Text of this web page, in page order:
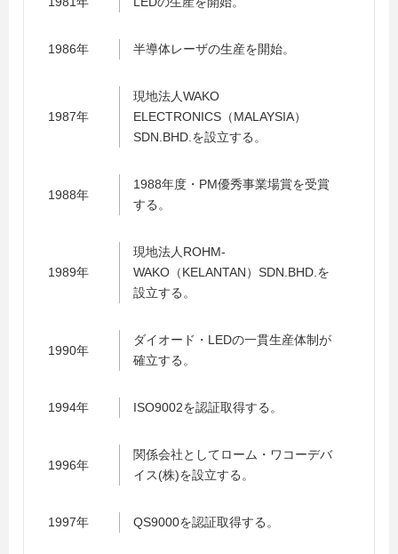
1986年 半導体レーザの生産を開始。
1987年
現地法人WAKO
ELECTRONICS（MALAYSIA）
SDN.BHD.を設立する。
1988年
1988年度・PM優秀事業場賞を受賞
する。
1989年
現地法人ROHM-
WAKO（KELANTAN）SDN.BHD.を
設立する。
1990年
ダイオード・LEDの一貫生産体制が
確立する。
1994年 ISO9002を認証取得する。
1996年
関係会社としてローム・ワコーデバ
イス(株)を設立する。
1997年 QS9000を認証取得する。